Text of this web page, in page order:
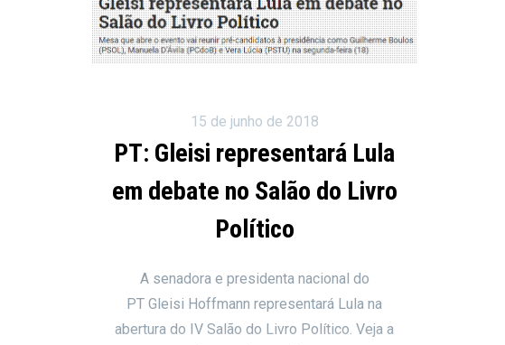
15 de junho de 2018
PT: Gleisi representará Lula
em debate no Salão do Livro
Político
A senadora e presidenta nacional do
PT Gleisi Hoffmann representará Lula na
abertura do IV Salão do Livro Político. Veja a